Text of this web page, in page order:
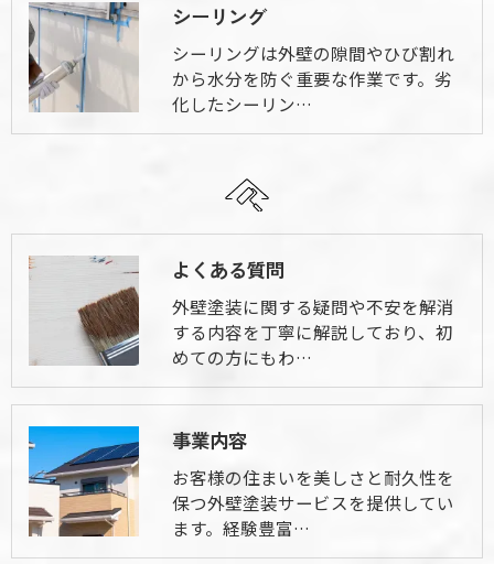
シーリング
シーリングは外壁の隙間やひび割れ
から水分を防ぐ重要な作業です。劣
化したシーリン…
よくある質問
外壁塗装に関する疑問や不安を解消
する内容を丁寧に解説しており、初
めての方にもわ…
事業内容
お客様の住まいを美しさと耐久性を
保つ外壁塗装サービスを提供してい
ます。経験豊富…